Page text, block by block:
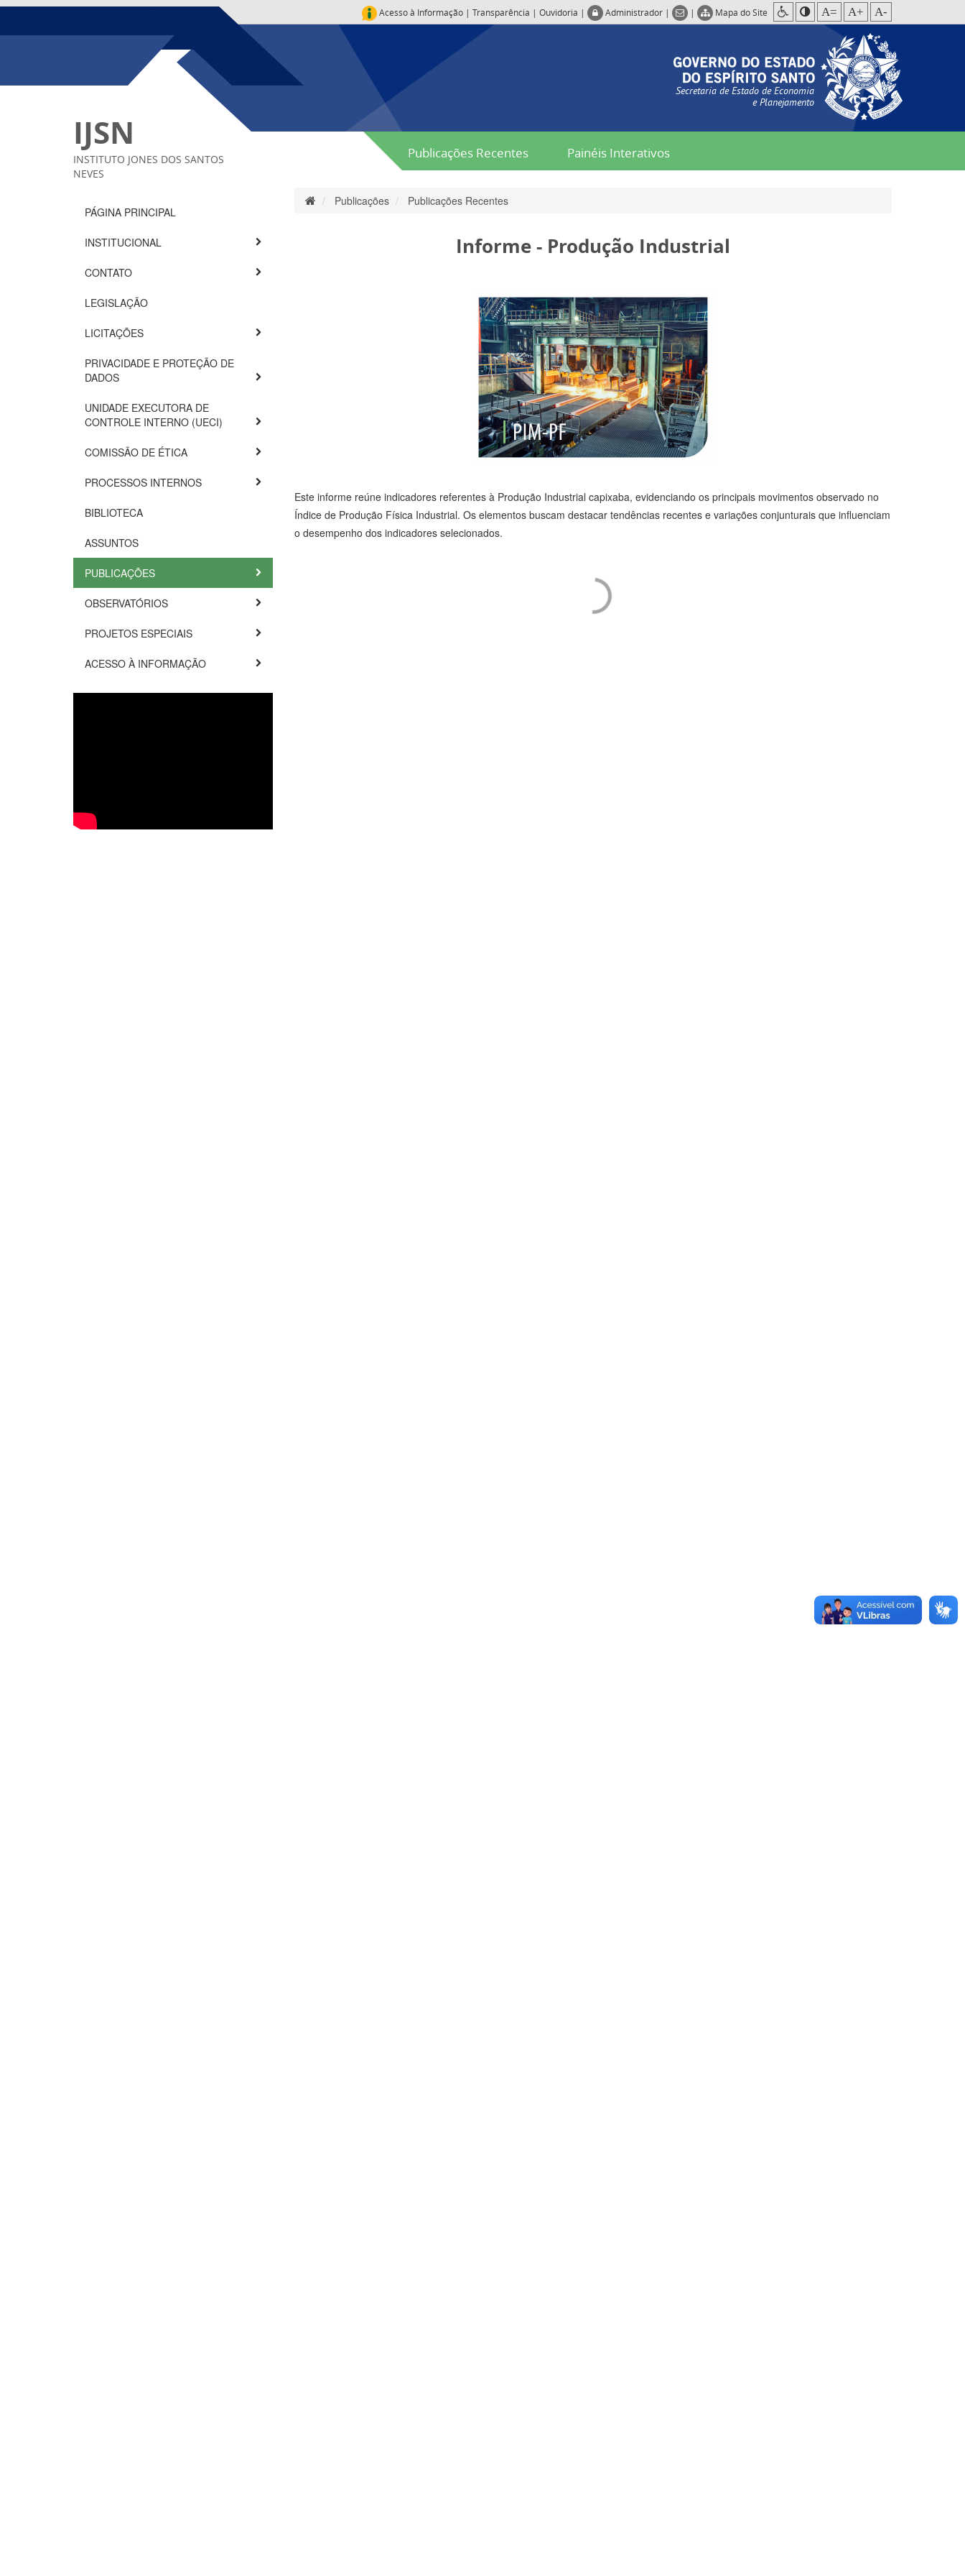
Acesso à Informação | Transparência | Ouvidoria | Administrador | | Mapa do Site A= A+ A-
Secretaria de Estado de Economia
e Planejamento
Publicações Recentes Painéis Interativos
IJSN
INSTITUTO JONES DOS SANTOS
NEVES
PÁGINA PRINCIPAL
INSTITUCIONAL
CONTATO
LEGISLAÇÃO
LICITAÇÕES
PRIVACIDADE E PROTEÇÃO DE
DADOS
UNIDADE EXECUTORA DE
CONTROLE INTERNO (UECI)
COMISSÃO DE ÉTICA
PROCESSOS INTERNOS
BIBLIOTECA
ASSUNTOS
PUBLICAÇÕES
OBSERVATÓRIOS
PROJETOS ESPECIAIS
ACESSO À INFORMAÇÃO
Publicações Publicações Recentes
Informe - Produção Industrial
Este informe reúne indicadores referentes à Produção Industrial capixaba, evidenciando os principais movimentos observado no
Índice de Produção Física Industrial. Os elementos buscam destacar tendências recentes e variações conjunturais que influenciam
o desempenho dos indicadores selecionados.